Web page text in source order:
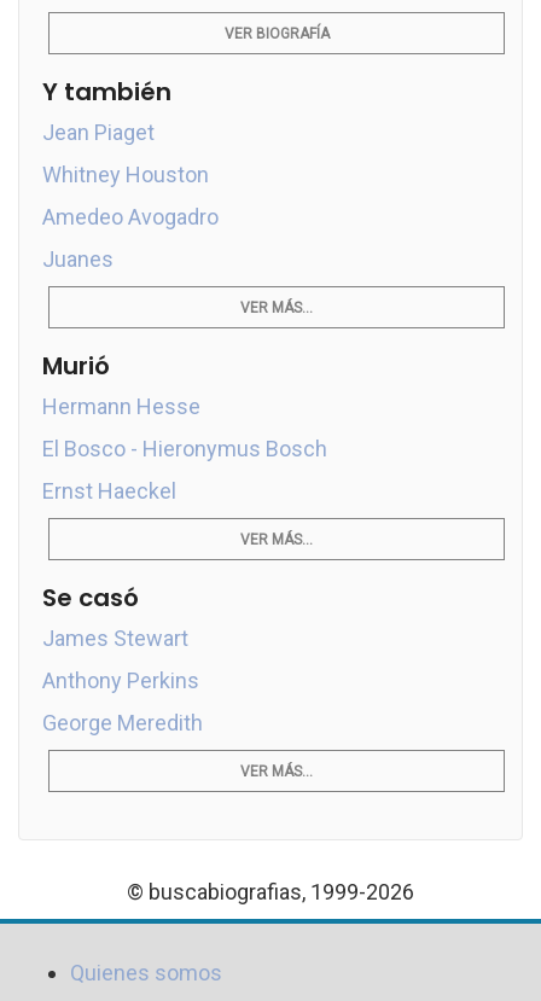
VER BIOGRAFÍA
Y también
Jean Piaget
Whitney Houston
Amedeo Avogadro
Juanes
VER MÁS...
Murió
Hermann Hesse
El Bosco - Hieronymus Bosch
Ernst Haeckel
VER MÁS...
Se casó
James Stewart
Anthony Perkins
George Meredith
VER MÁS...
© buscabiografias, 1999-2026
Quienes somos